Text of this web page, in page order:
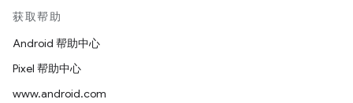
获取帮助
Android 帮助中心
Pixel 帮助中心
www.android.com